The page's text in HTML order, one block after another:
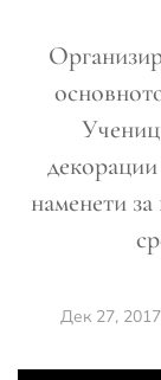
декорации
наменети
Дек 27, 2017